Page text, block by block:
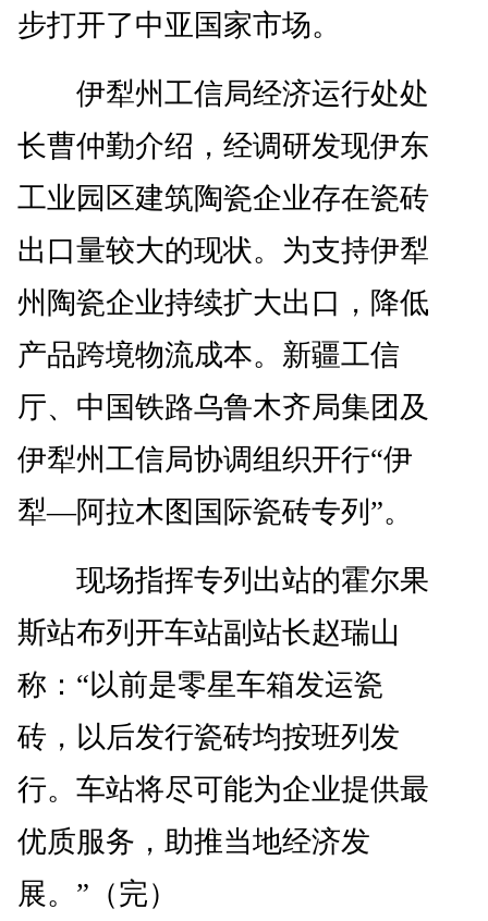
步打开了中亚国家市场。
伊犁州工信局经济运行处处
长曹仲勤介绍，经调研发现伊东
工业园区建筑陶瓷企业存在瓷砖
出口量较大的现状。为支持伊犁
州陶瓷企业持续扩大出口，降低
产品跨境物流成本。新疆工信
厅、中国铁路乌鲁木齐局集团及
伊犁州工信局协调组织开行“伊
犁—阿拉木图国际瓷砖专列”。
现场指挥专列出站的霍尔果
斯站布列开车站副站长赵瑞山
称：“以前是零星车箱发运瓷
砖，以后发行瓷砖均按班列发
行。车站将尽可能为企业提供最
优质服务，助推当地经济发
展。”（完）